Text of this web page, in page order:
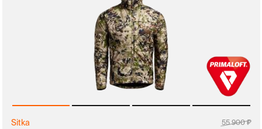
Sitka 55 900